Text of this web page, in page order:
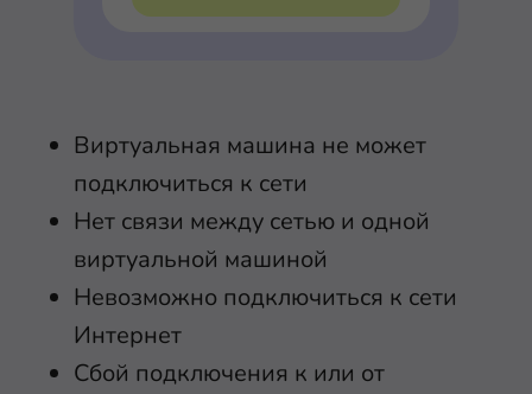
Виртуальная машина не может
подключиться к сети
Нет связи между сетью и одной
виртуальной машиной
Невозможно подключиться к сети
Интернет
Сбой подключения к или от